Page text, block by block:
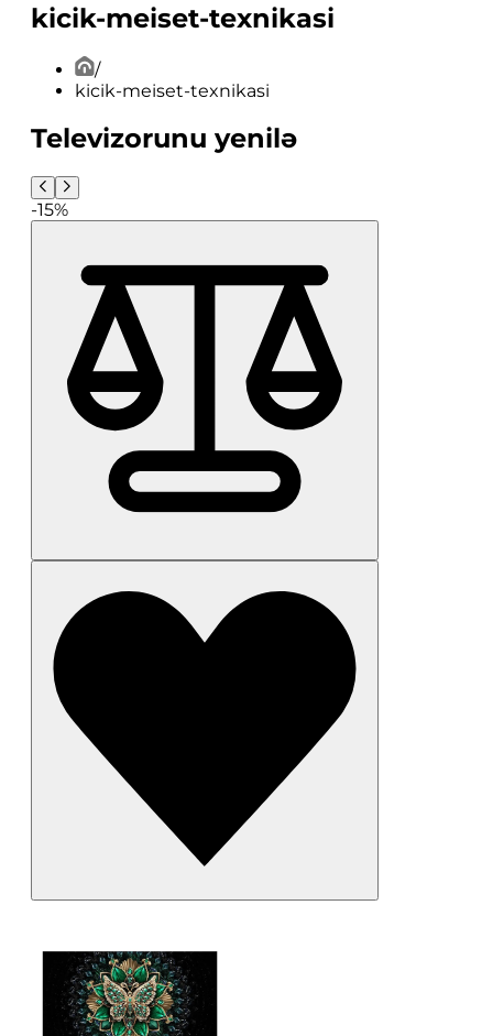
kicik-meiset-texnikasi
/
kicik-meiset-texnikasi
Televizorunu yenilə
-15%